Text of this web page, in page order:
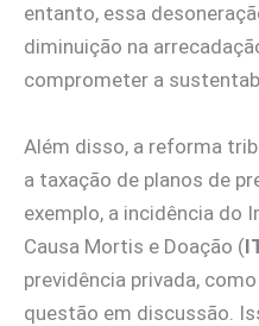
entanto, essa
diminuição na
comprometer a
Além disso, a reforma
a taxação de planos de
exemplo, a incidência do
Causa Mortis e Doação (
previdência privada, como
questão em discussão.